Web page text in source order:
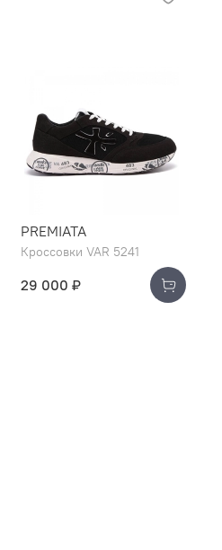
PREMIATA
Кроссовки VAR 5241
29 000 ₽